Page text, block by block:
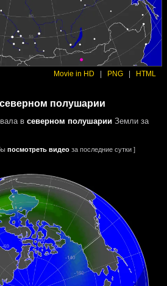
Movie in HD PNG HTML
полушарии
в северном полушарии Земли за
посмотреть видео за последние сутки ]